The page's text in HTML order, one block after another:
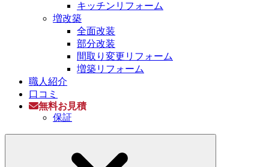
キッチンリフォーム
増改築
全面改装
部分改装
間取り変更リフォーム
増築リフォーム
職人紹介
口コミ
無料お見積
保証